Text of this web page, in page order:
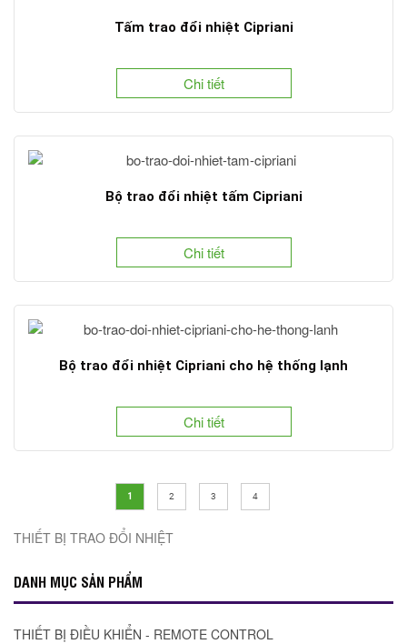
Tấm trao đổi nhiệt Cipriani
Chi tiết
Bộ trao đổi nhiệt tấm Cipriani
Chi tiết
Bộ trao đổi nhiệt Cipriani cho hệ thống lạnh
Chi tiết
1 2 3 4
THIẾT BỊ TRAO ĐỔI NHIỆT
DANH MỤC SẢN PHẨM
THIẾT BỊ ĐIỀU KHIỂN - REMOTE CONTROL